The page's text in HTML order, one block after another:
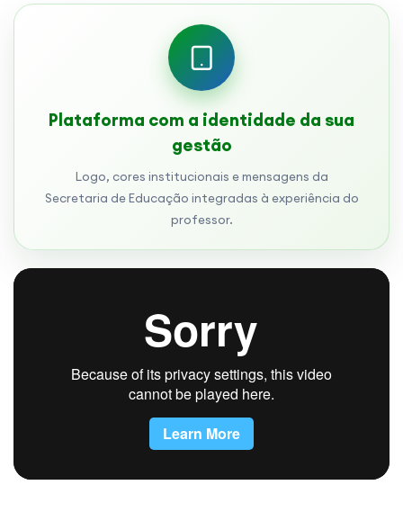
Plataforma com a identidade da sua
gestão
Logo, cores institucionais e mensagens da
Secretaria de Educação integradas à experiência do
professor.